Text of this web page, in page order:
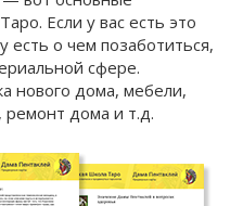
Если у вас есть это
есть о чем позаботиться,
сфере.
нового дома, мебели,
дома и т.д.